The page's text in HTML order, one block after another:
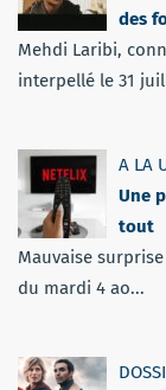
des
Mehdi Laribi,
interpellé le 31
A LA
Une
tout
Mauvaise
du mardi 4 ao...